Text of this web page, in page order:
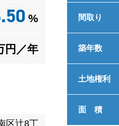
%
円／年
区辻8丁
間取り
築年数
土地権利
面 積